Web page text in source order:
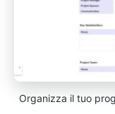
Organizza il tuo